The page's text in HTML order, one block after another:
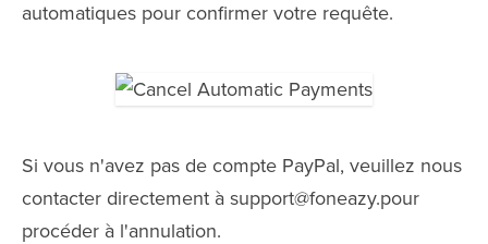
automatiques pour confirmer votre requête.
Si vous n'avez pas de compte PayPal, veuillez nous
contacter directement à support@foneazy.pour
procéder à l'annulation.